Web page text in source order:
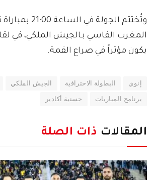
وتُختتم الجولة في
المغرب الفاسي بـالجيش الملكي، في
يكون مؤثراً في صراع القمة.
إنوي البطولة الاحترافية الجيش الملكي
برنامج المباريات حسنية أكادير
المقالات ذات الصلة